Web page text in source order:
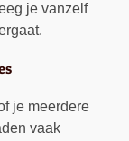
je vanzelf
je meerdere
vaak